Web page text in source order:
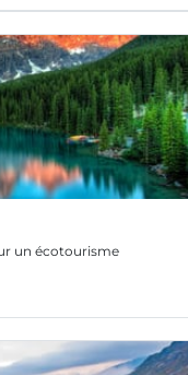
un écotourisme